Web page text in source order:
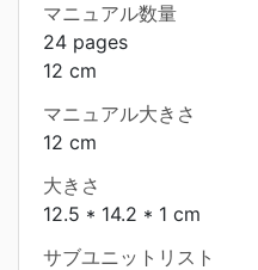
マニュアル数量
24 pages
12 cm
マニュアル大きさ
12 cm
大きさ
12.5 * 14.2 * 1 cm
サブユニットリスト